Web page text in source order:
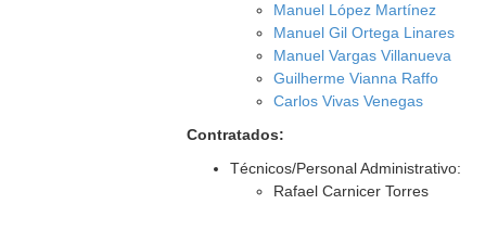
Manuel López Martínez
Manuel Gil Ortega Linares
Manuel Vargas Villanueva
Guilherme Vianna Raffo
Carlos Vivas Venegas
Contratados:
Técnicos/Personal Administrativo:
Rafael Carnicer Torres